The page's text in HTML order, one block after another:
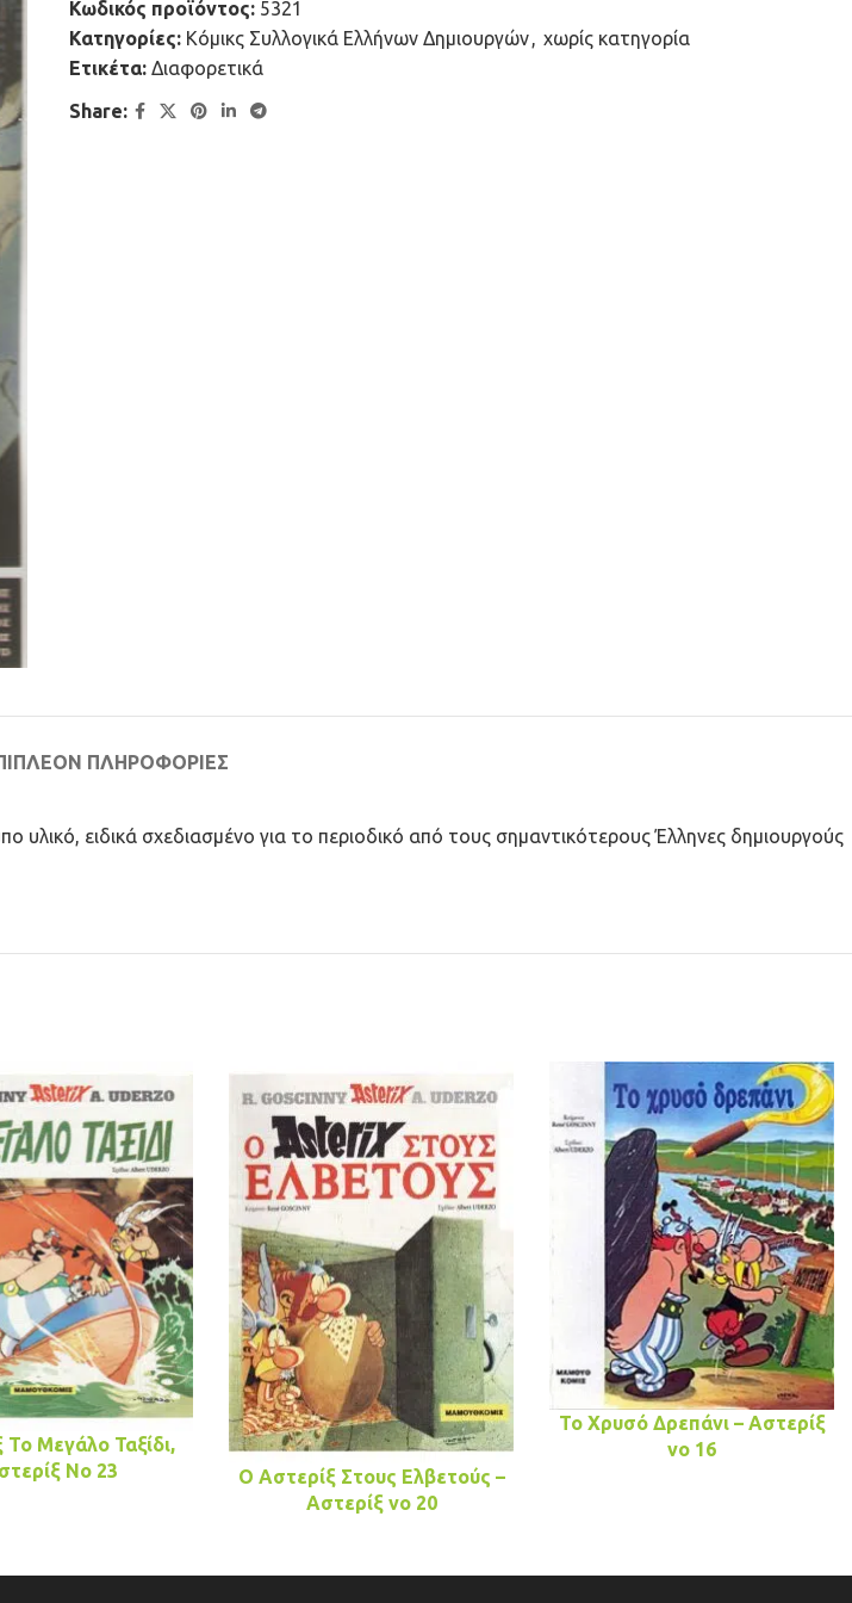
Κωδικός προϊόντος: 5321
Κατηγορίες: Κόμικς Συλλογικά Ελλήνων Δημιουργών, χωρίς κατηγορία
Ετικέτα: Διαφορετικά
Share:
ΠΛΗΡΟΦΟΡΊΕΣ
υλικό, ειδικά σχεδιασμένο για το περιοδικό από τους σημαντικότερους Έλληνες δημιουργούς
Το Μεγάλο Ταξίδι,
No 23
Ο Αστερίξ Στους Ελβετούς –
Αστερίξ νo 20
Το Χρυσό Δρεπάνι – Αστερίξ
νo 16